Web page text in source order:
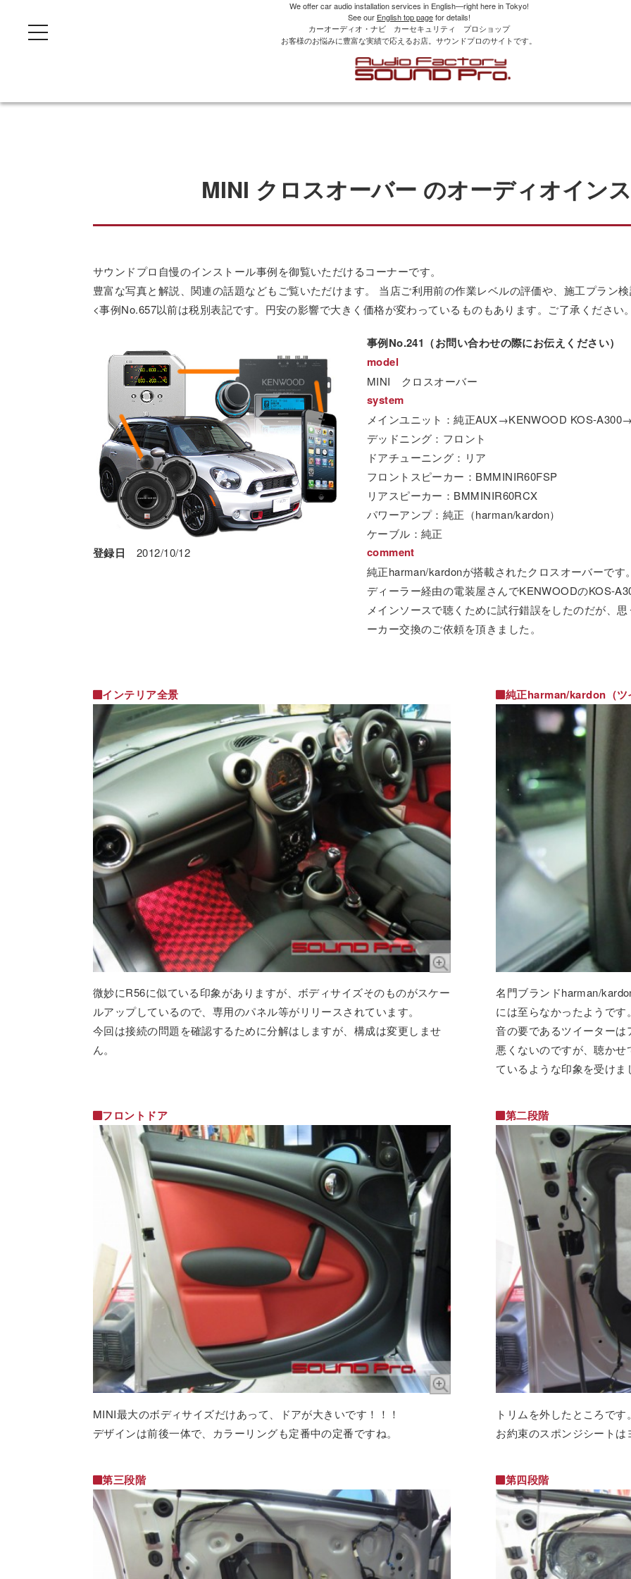
We offer car audio installation services in English—right here in Tokyo!
See our English top pagefor details!
カーオーディオ・ナビ カーセキュリティ プロショップ
お客様のお悩みに豊富な実績で応えるお店。サウンドプロのサイトです。
t
o
a
MINI クロスオーバー のオーディオイン
サウンドプロ自慢のインストール事例を御覧いただけるコーナーです。
豊富な写真と解説、関連の話題などもご覧いただけます。 当店ご利用前の作業レベルの評価や、施工プラン
<事例No.657以前は税別表記です。円安の影響で大きく価格が変わっているものもあります。ご了承ください
登録日 2012/10/12
事例No.241（お問い合わせの際にお伝えください）
model
MINI クロスオーバー
system
メインユニット：純正AUX→KENWOOD KOS-
デッドニング：フロント
ドアチューニング：リア
フロントスピーカー：BMMINIR60FSP
リアスピーカー：BMMINIR60RCX
パワーアンプ：純正（harman/kardon）
ケーブル：純正
comment
純正harman/kardonが搭載されたクロスオーバーです
ディーラー経由の電装屋さんでKENWOODのKOS-
メインソースで聴くために試行錯誤をしたのだが、
ーカー交換のご依頼を頂きました。
インテリア全景
微妙にR56に似ている印象がありますが、ボディサイズそのものがスケー
ルアップしているので、専用のパネル等がリリースされています。
今回は接続の問題を確認するために分解はしますが、構成は変更しませ
ん。
純正harman/kardon（ツ
名門ブランドharman/
には至らなかったようです
音の要であるツイーター
悪くないのですが、聴か
ているような印象を受けま
フロントドア
MINI最大のボディサイズだけあって、ドアが大きいです！！！
デザインは前後一体で、カラーリングも定番中の定番ですね。
第二段階
トリムを外したところです
お約束のスポンジシート
第三段階 第四段階